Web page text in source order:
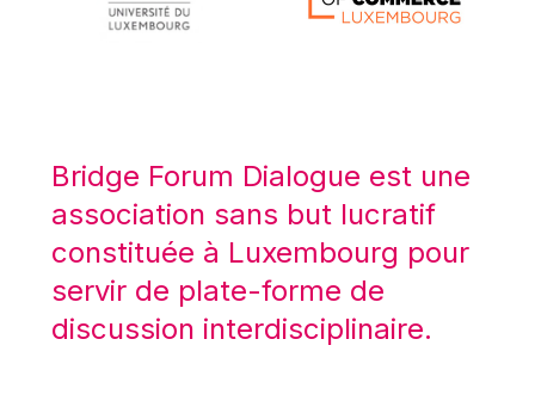
Máire Geoghegan-Quinn
Mario Centeno
Mario Monti
Maroš ŠEFČOVIČ
Martin Bailey
Martine Reicherts
Bridge Forum Dialogue est une
association sans but lucratif
constituée à Luxembourg pour
servir de plate-forme de
discussion interdisciplinaire.